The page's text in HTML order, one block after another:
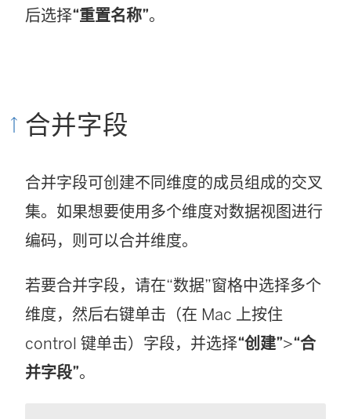
后选择“重置名称”。
合并字段
合并字段可创建不同维度的成员组成的交叉
集。如果想要使用多个维度对数据视图进行
编码，则可以合并维度。
若要合并字段，请在“数据”窗格中选择多个
维度，然后右键单击（在 Mac 上按住
control 键单击）字段，并选择“创建”>“合
并字段”。